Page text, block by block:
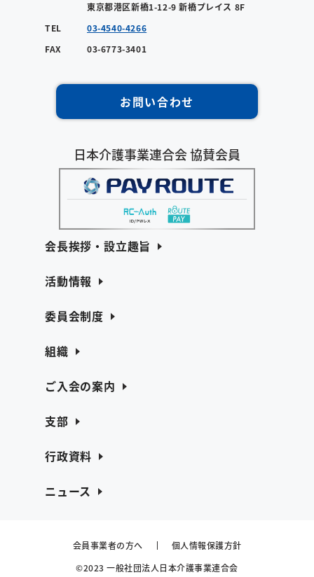
東京都港区新橋1-12-9 新橋プレイス 8F
TEL
03-4540-4266
FAX
03-6773-3401
お問い合わせ
日本介護事業連合会 協賛会員
会長挨拶・設立趣旨
活動情報
委員会制度
組織
ご入会の案内
支部
行政資料
ニュース
会員事業者の方へ
個人情報保護方針
©2023 一般社団法人日本介護事業連合会